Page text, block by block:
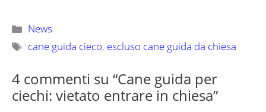
Categorie
News
Tag
cane guida cieco, escluso cane guida da chiesa
4 commenti su “Cane guida per
ciechi: vietato entrare in chiesa”